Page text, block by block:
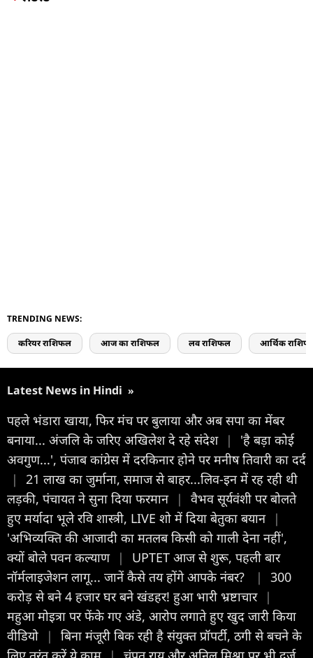
TRENDING NEWS:
करियर राशिफल आज का राशिफल लव राशिफल आर्थिक
Latest News in Hindi »
पहले भंडारा खाया, फिर मंच पर बुलाया और अब सपा का मेंबर
बनाया... अंजलि के जरिए अखिलेश दे रहे संदेश |
'है बड़ा कोई
अवगुण...', पंजाब कांग्रेस में दरकिनार होने पर मनीष तिवारी का दर्द
|
21 लाख का जुर्माना, समाज से बाहर...लिव-इन में रह रही थी
लड़की, पंचायत ने सुना दिया फरमान |
वैभव सूर्यवंशी पर बोलते
हुए मर्यादा भूले रवि शास्त्री, LIVE शो में दिया बेतुका बयान |
'अभिव्यक्ति की आजादी का मतलब किसी को गाली देना नहीं',
क्यों बोले पवन कल्याण |
UPTET आज से शुरू, पहली बार
नॉर्मलाइजेशन लागू... जानें कैसे तय होंगे आपके नंबर?
|
300
करोड़ से बने 4 हजार घर बने खंडहर! हुआ भारी भ्रष्टाचार |
महुआ मोइत्रा पर फेंके गए अंडे, आरोप लगाते हुए खुद जारी किया
वीड‍ियो
|
बिना मंजूरी बिक रही है संयुक्त प्रॉपर्टी, ठगी से बचने के